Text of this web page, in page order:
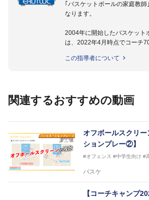
｢バスケットボールの家庭教
なります。
2004年に開始したバスケット
は、2022年4月時点でコーチ
指導実績多数・各地講習会な
など多くの書籍・DVDも監修
2016年U12ナショナルキャン
2016年U13ナショナルキャン
2016年男子日本代表サポート
2017年U12ナショナルキャン
2017年U13ナショナルキャン
2017年男子日本代表サポート
リーコーチ
この指導者について
関連するおすすめの動画
オフボールスクリ
ションプレー②】
#オフェンス #中学生向け #
バスケ
【コーチキャンプ